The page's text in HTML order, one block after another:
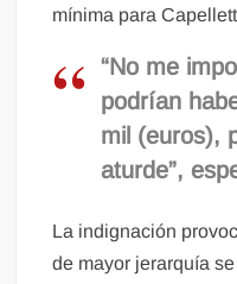
mínima para
“No me
podrían
mil (euros),
aturde”,
La indignación
de mayor jerarquía